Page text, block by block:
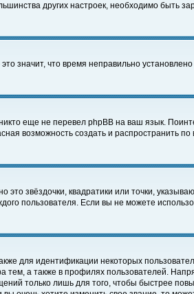
других настроек, необходимо быть
значит, что время неправильно
еще не перевел phpBB на ваш язык.
возможность создать и распространить
звёздочки, квадратики или точки,
пользователя. Если вы не можете
для идентификации некоторых
тем, а также в профилях пользователей.
только лишь для того, чтобы быстрее